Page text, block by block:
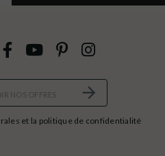
et la politique de confidentialité